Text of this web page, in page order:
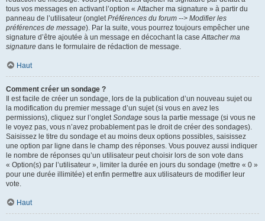
tous vos messages en activant l’option « Attacher ma signature » à partir du
panneau de l’utilisateur (ongletPréférences du forum --> Modifier les
préférences de message). Par la suite, vous pourrez toujours empêcher une
signature d’être ajoutée à un message en décochant la caseAttacher ma
signature dans le formulaire de rédaction de message.
Haut
Comment créer un sondage ?
Il est facile de créer un sondage, lors de la publication d’un nouveau sujet ou
la modification du premier message d’un sujet (si vous en avez les
permissions), cliquez sur l’ongletSondage sous la partie message (si vous ne
le voyez pas, vous n’avez probablement pas le droit de créer des sondages).
Saisissez le titre du sondage et au moins deux options possibles, saisissez
une option par ligne dans le champ des réponses. Vous pouvez aussi indiquer
le nombre de réponses qu’un utilisateur peut choisir lors de son vote dans
« Option(s) par l’utilisateur », limiter la durée en jours du sondage (mettre « 0 »
pour une durée illimitée) et enfin permettre aux utilisateurs de modifier leur
vote.
Haut